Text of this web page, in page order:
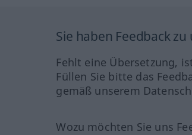
Sie haben Feedback
Fehlt eine Übersetzung,
Füllen Sie bitte das
gemäß unserem
Wozu möchten Sie uns